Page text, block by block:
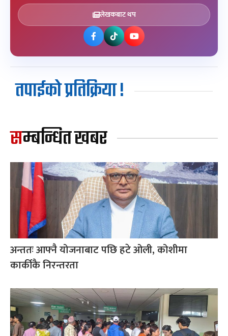
लेखकबाट थप
तपाईको प्रतिक्रिया !
सम्बन्धित खबर
अन्ततः आफ्नै योजनाबाट पछि हटे ओली, कोशीमा
कार्कीकै निरन्तरता